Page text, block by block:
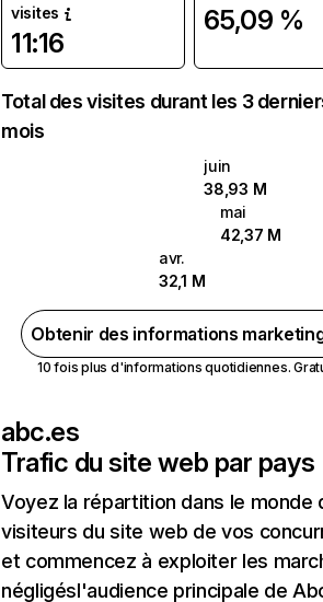
visites
11:16
65,09 %
Total des visites durant les 3
mois
juin
38,93 M
mai
42,37 M
avr.
32,1 M
Obtenir des informations
10 fois plus d'informations quotidiennes.
abc.es
Trafic du site web par pays
Voyez la répartition dans le monde
visiteurs du site web de vos
et commencez à exploiter les
négligésl'audience principale de